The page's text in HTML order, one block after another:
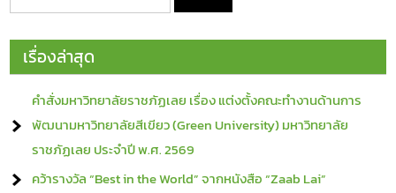
เรื่องล่าสุด
คำสั่งมหาวิทยาลัยราชภัฏเลย เรื่อง แต่งตั้งคณะทำงานด้านการ
พัฒนามหาวิทยาลัยสีเขียว (Green University) มหาวิทยาลัย
ราชภัฏเลย ประจำปี พ.ศ. 2569
คว้ารางวัล “Best in the World” จากหนังสือ “Zaab Lai”